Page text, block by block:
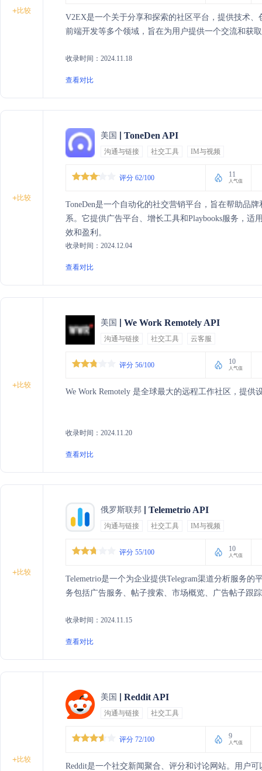
+比较
V2EX是一个关于分享和探索的社区平台，提供技术
前端开发等多个领域，旨在为用户提供一个交流和获
收录时间：2024.11.18
查看对比
+比较
美国 ToneDen API
沟通与链接 社交工具 IM与视频
评分 62/100 11
人气值
ToneDen是一个自动化的社交营销平台，旨在帮助品
系。它提供广告平台、增长工具和Playbooks服务，
效和盈利。
收录时间：2024.12.04
查看对比
+比较
美国 We Work Remotely API
沟通与链接 社交工具 云客服
评分 56/100 10
人气值
We Work Remotely 是全球最大的远程工作社区，提
收录时间：2024.11.20
查看对比
+比较
俄罗斯联邦 Telemetrio API
沟通与链接 社交工具 IM与视频
评分 55/100 10
人气值
Telemetrio是一个为企业提供Telegram渠道分析服务的
务包括广告服务、帖子搜索、市场概览、广告帖子跟
收录时间：2024.11.15
查看对比
+比较
美国 Reddit API
沟通与链接 社交工具
评分 72/100 9
人气值
Reddit是一个社交新闻聚合、评分和讨论网站。用户